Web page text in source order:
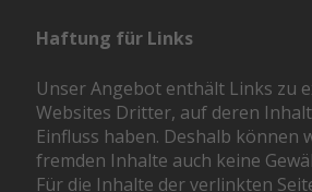
Haftung für Links
Unser Angebot enthält Links zu
Websites Dritter, auf deren
Einfluss haben. Deshalb können
fremden Inhalte auch keine
Für die Inhalte der verlinkten